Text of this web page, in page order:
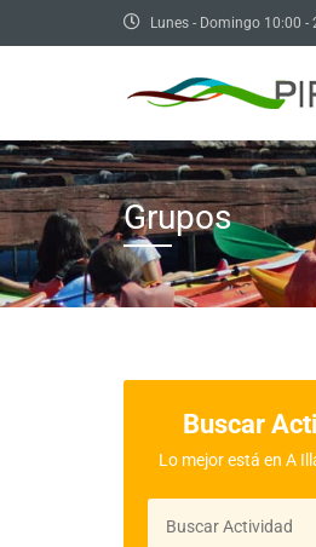
Lunes - Domingo 10:00 -
Grupos
Buscar
Lo mejor está en A